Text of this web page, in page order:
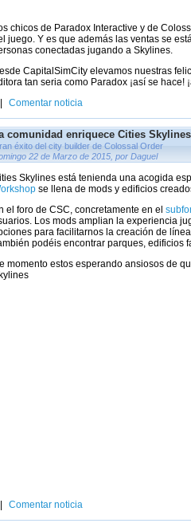
chicos de Paradox Interactive y de
juego. Y es que además las ventas se
conectadas jugando a Skylines.
CapitalSimCity elevamos nuestras
tan seria como Paradox ¡así se hace!
Comentar noticia
comunidad enriquece Cities Skylines
éxito del city builder de Colossal Order
22 de Marzo de 2015, por Daguel
Skylines está tenienda una acogida
se llena de mods y edificios
el foro de CSC, concretamente en el
Los mods amplian la experiencia
para facilitarnos la creación de
podéis encontrar parques, edificios
momento estos esperando ansiosos de
Comentar noticia